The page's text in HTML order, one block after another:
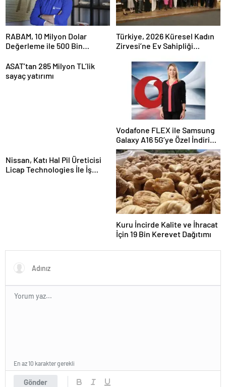
RABAM, 10 Milyon Dolar
Değerleme ile 500 Bin
Türkiye, 2026 Küresel Kadın
Zirvesi’ne Ev Sahipliği
ASAT’tan 285 Milyon TL’lik
sayaç yatırımı
Vodafone FLEX ile Samsung
Galaxy A16 5G’ye Özel İndirim
ve İnternet Hediyesi
Nissan, Katı Hal Pil Üreticisi
Licap Technologies İle İş
Kuru İncirde Kalite ve İhracat
İçin 19 Bin Kerevet Dağıtımı
Gönder
En az 10 karakter gerekli